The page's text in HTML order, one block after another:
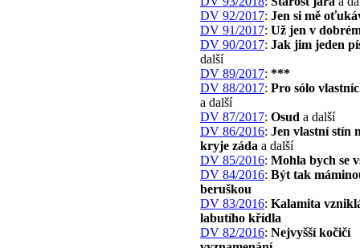
DV 92/2017: Jen si mě
DV 91/2017: Už jen v
DV 90/2017: Jak jim jeden
další
DV 89/2017: ***
DV 88/2017: Pro sólo
a další
DV 87/2017: Osud a další
DV 86/2016: Jen vlastní stín
kryje záda a další
DV 85/2016: Mohla bych se
DV 84/2016: Být tak
beruškou
DV 83/2016: Kalamita
labutího křídla
DV 82/2016: Nejvyšší kočičí